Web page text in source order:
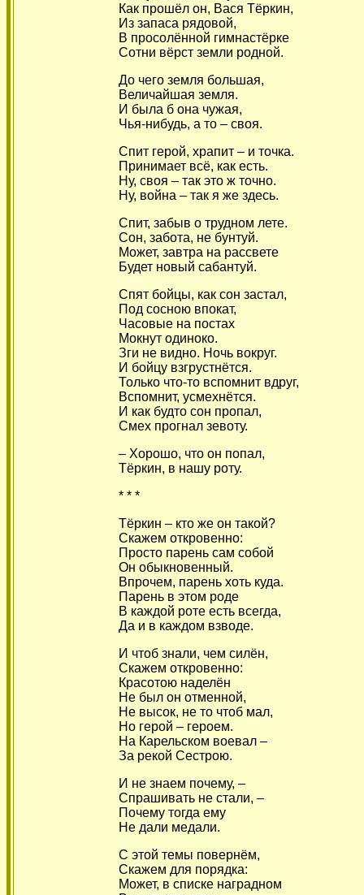
Как прошёл он, Вася Тёркин,
Из запаса рядовой,
В просолённой гимнастёрке
Сотни вёрст земли родной.
До чего земля большая,
Величайшая земля.
И была б она чужая,
Чья-нибудь, а то – своя.
Спит герой, храпит – и точка.
Принимает всё, как есть.
Ну, своя – так это ж точно.
Ну, война – так я же здесь.
Спит, забыв о трудном лете.
Сон, забота, не бунтуй.
Может, завтра на рассвете
Будет новый сабантуй.
Спят бойцы, как сон застал,
Под сосною впокат,
Часовые на постах
Мокнут одиноко.
Зги не видно. Ночь вокруг.
И бойцу взгрустнётся.
Только что-то вспомнит вдруг,
Вспомнит, усмехнётся.
И как будто сон пропал,
Смех прогнал зевоту.
– Хорошо, что он попал,
Тёркин, в нашу роту.
* * *
Тёркин – кто же он такой?
Скажем откровенно:
Просто парень сам собой
Он обыкновенный.
Впрочем, парень хоть куда.
Парень в этом роде
В каждой роте есть всегда,
Да и в каждом взводе.
И чтоб знали, чем силён,
Скажем откровенно:
Красотою наделён
Не был он отменной,
Не высок, не то чтоб мал,
Но герой – героем.
На Карельском воевал –
За рекой Сестрою.
И не знаем почему, –
Спрашивать не стали, –
Почему тогда ему
Не дали медали.
С этой темы повернём,
Скажем для порядка:
Может, в списке наградном